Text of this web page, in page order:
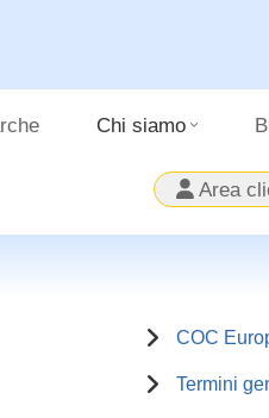
Chi siamo
Area
MAIN
COC
Termini